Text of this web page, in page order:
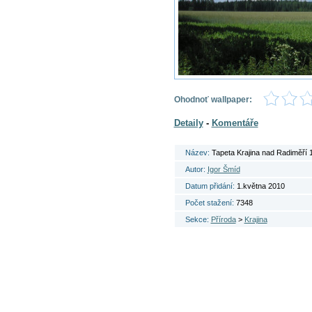
Ohodnoť wallpaper:
Detaily- Komentáře
Název: Tapeta Krajina nad Radiměří
Autor: Igor Šmíd
Datum přidání: 1.května 2010
Počet stažení: 7348
Sekce: Příroda> Krajina